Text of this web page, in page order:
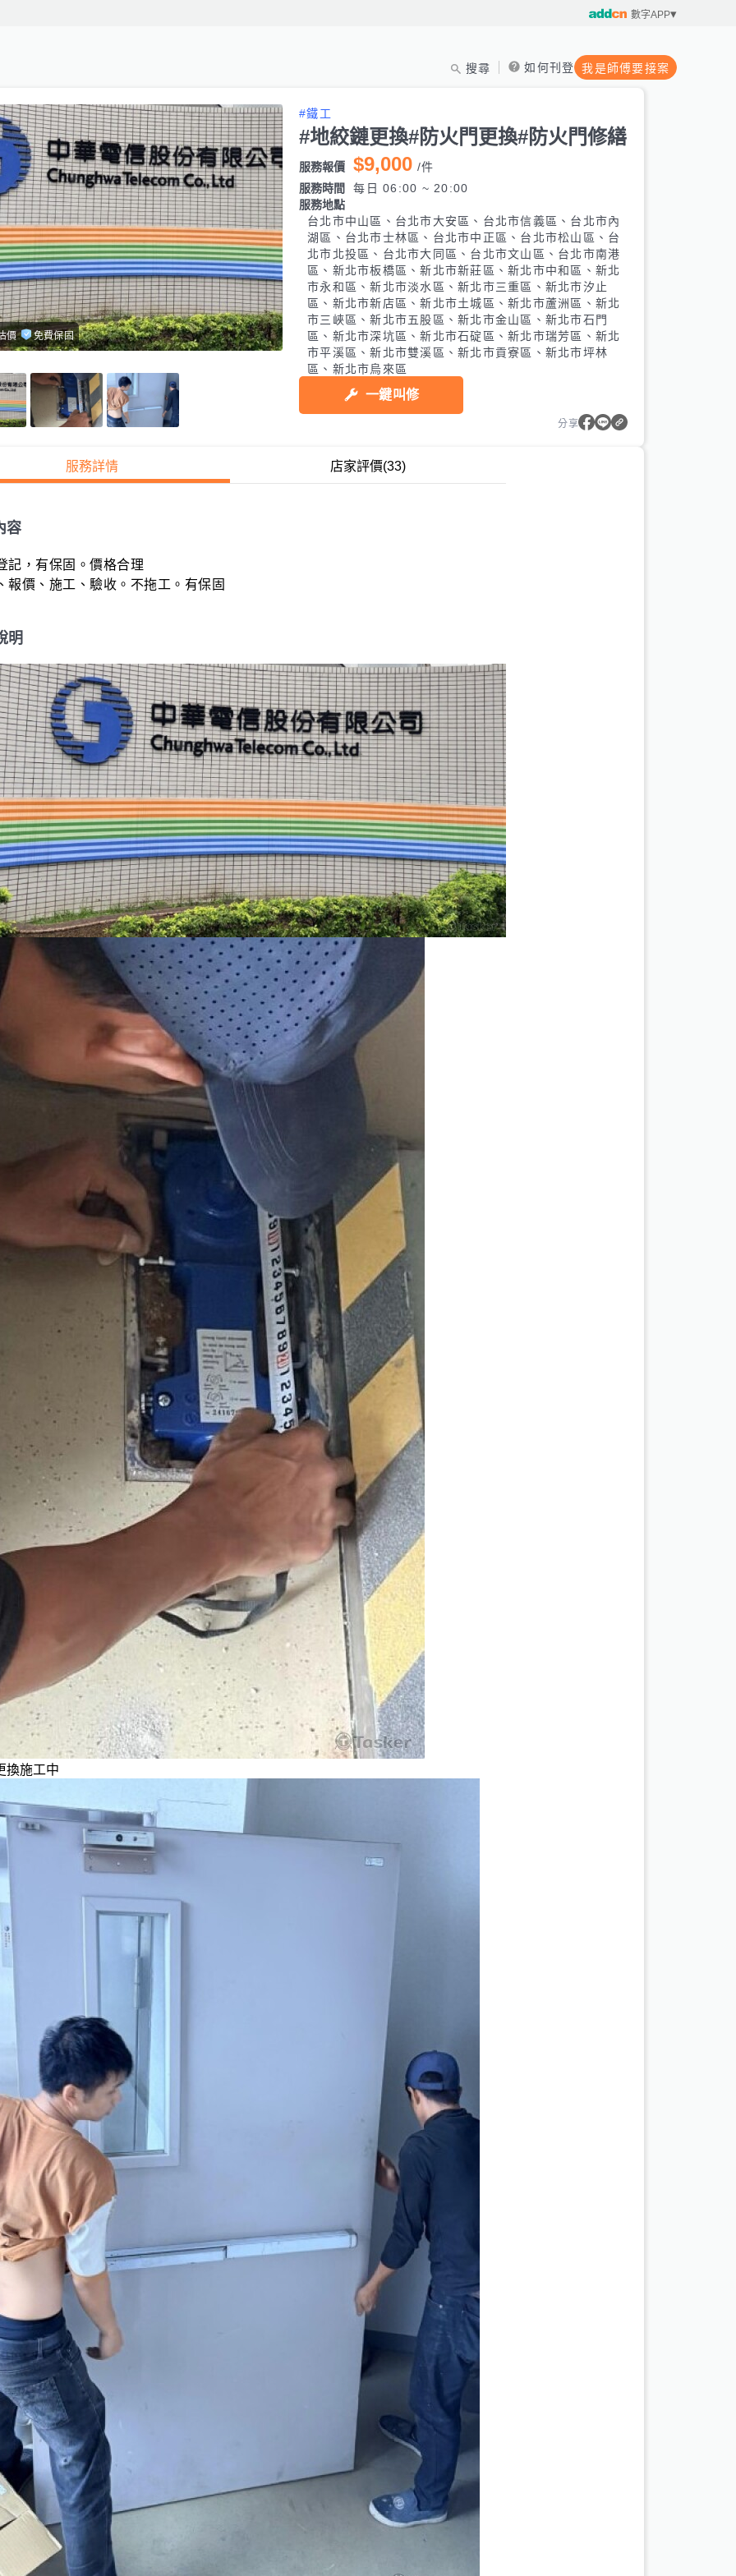
數字APP
搜尋 如何刊登 我是師傅要接案
價 免費保固
#鐵工
#地絞鏈更換#防火門更換#防火門修繕
服務報價 $9,000 /件
服務時間
每日 06:00 ~ 20:00
服務地點
台北市中山區、台北市大安區、台北市信義區、台北市內
湖區、台北市士林區、台北市中正區、台北市松山區、台
北市北投區、台北市大同區、台北市文山區、台北市南港
區、新北市板橋區、新北市新莊區、新北市中和區、新北
市永和區、新北市淡水區、新北市三重區、新北市汐止
區、新北市新店區、新北市土城區、新北市蘆洲區、新北
市三峽區、新北市五股區、新北市金山區、新北市石門
區、新北市深坑區、新北市石碇區、新北市瑞芳區、新北
市平溪區、新北市雙溪區、新北市貢寮區、新北市坪林
區、新北市烏來區
一鍵叫修
分享
服務詳情 店家評價(33)
容
記，有保固。價格合理
明
換施工中